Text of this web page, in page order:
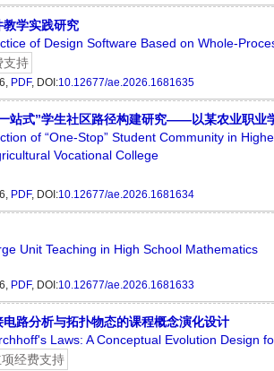
学实践研究
of Design Software Based on Whole-
支持
PDF, DOI:10.12677/ae.2026.1681635
站式”学生社区路径构建研究——以某农业职业
of “One-Stop” Student Community in
Vocational College
PDF, DOI:10.12677/ae.2026.1681634
Unit Teaching in High School Mathematics
PDF, DOI:10.12677/ae.2026.1681633
路分析与拓扑物态的课程概念演化设计
Laws: A Conceptual Evolution Design
经费支持